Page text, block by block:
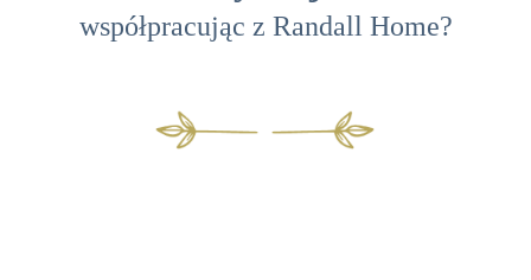
współpracując z Randall Home?